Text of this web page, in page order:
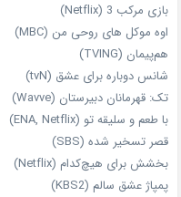
بازی مرکب 3 (Netflix)
اوه موکل های روحی من (MBC)
هم‌پیمان (TVING)
شانس دوباره برای عشق (tvN)
تک: قهرمانان دبیرستان (Wavve)
با طعم و سلیقه تو (ENA, Netflix)
قصر تسخیر شده (SBS)
بخشش برای هیچ‌کدام (Netflix)
پمپاژ عشق سالم (KBS2)